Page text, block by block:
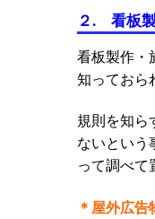
２. 看板
看板製作・
知っておら
規則を知ら
ないという
って調べて
＊屋外広告